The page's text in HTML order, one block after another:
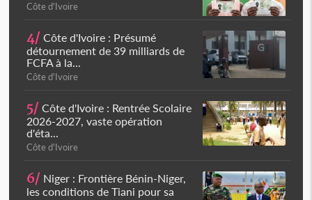
Côte d'Ivoire
4/ Côte d'Ivoire : Présumé
détournement de 39 milliards de
FCFA à la...
Côte d'Ivoire
5/ Côte d'Ivoire : Rentrée Scolaire
2026-2027, vaste opération
d'éta...
Côte d'Ivoire
6/ Niger : Frontière Bénin-Niger,
les conditions de Tiani pour sa